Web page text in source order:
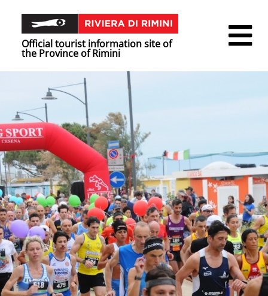
Official tourist information site of
the Province of Rimini